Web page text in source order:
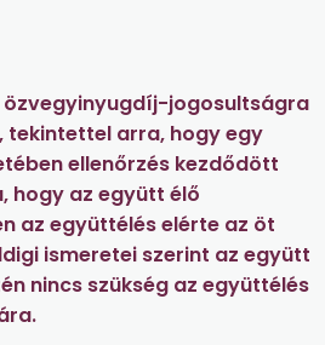
jogosultságra
arra, hogy egy
ellenőrzés kezdődött
hogy az együtt élő
az együttélés elérte az öt
ismeretei szerint az együtt
nincs szükség az együttélés